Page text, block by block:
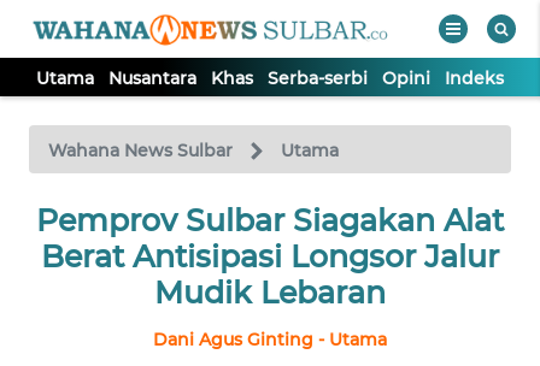
Utama Nusantara Khas Serba-serbi Opini Indeks
Wahana News Sulbar Utama
Pemprov Sulbar Siagakan Alat
Berat Antisipasi Longsor Jalur
Mudik Lebaran
Dani Agus Ginting - Utama
TV
Tutup
UTAMA